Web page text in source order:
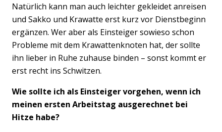
Natürlich kann man auch leichter gekleidet anreisen
und Sakko und Krawatte erst kurz vor Dienstbeginn
ergänzen. Wer aber als Einsteiger sowieso schon
Probleme mit dem Krawattenknoten hat, der sollte
ihn lieber in Ruhe zuhause binden – sonst kommt er
erst recht ins Schwitzen.
Wie sollte ich als Einsteiger vorgehen, wenn ich
meinen ersten Arbeitstag ausgerechnet bei
Hitze habe?